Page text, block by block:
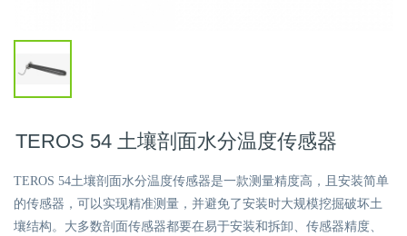
TEROS 54 土壤剖面水分温度传感器
TEROS 54土壤剖面水分温度传感器是一款测量精度高，且安装简单
的传感器，可以实现精准测量，并避免了安装时大规模挖掘破坏土
壤结构。大多数剖面传感器都要在易于安装和拆卸、传感器精度、